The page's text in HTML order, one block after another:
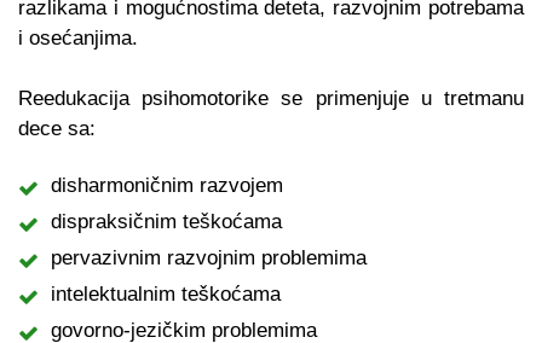
razlikama i mogućnostima deteta, razvojnim potrebama
i osećanjima.
Reedukacija psihomotorike se primenjuje u tretmanu
dece sa:
disharmoničnim razvojem
dispraksičnim teškoćama
pervazivnim razvojnim problemima
intelektualnim teškoćama
govorno-jezičkim problemima